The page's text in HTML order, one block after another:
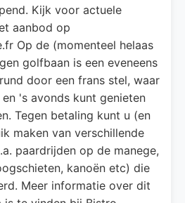
Kijk voor actuele
aanbod op
Op de (momenteel helaas
golfbaan is een eveneens
door een frans stel, waar
's avonds kunt genieten
Tegen betaling kunt u (en
maken van verschillende
paardrijden op de manege,
kanoën etc) die
Meer informatie over dit